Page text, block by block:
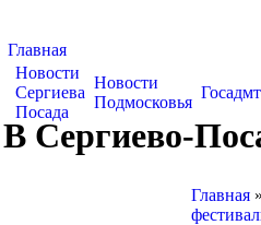
Главная
Новости
Сергиева
Посада
Новости
Подмосковья
В Сергиево-
Главная »